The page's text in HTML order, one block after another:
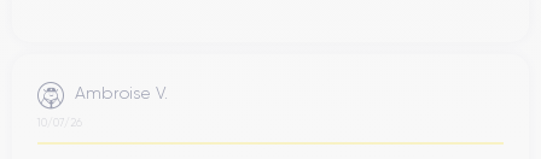
Ambroise V.
10/07/26